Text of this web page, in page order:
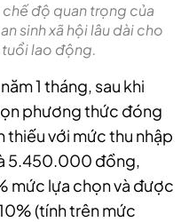
độ quan trọng của
sinh xã hội lâu dài cho
lao động.
1 tháng, sau khi
phương thức đóng
thiếu với mức thu nhập
5.450.000 đồng,
mức lựa chọn và được
(tính trên mức